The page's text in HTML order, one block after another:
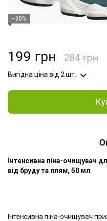
−30%
199 грн 284 грн
Вигідна ціна від 2 шт.
Інтенсивна піна-очищувач
від бруду та плям, 50 мл
Інтенсивна піна-очищувач